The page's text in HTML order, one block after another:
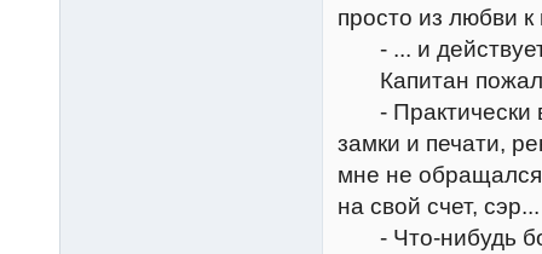
просто из любви к
- ... и
Капитан пожал
- Практически
замки и печати,
мне не
на свой счет, сэр...
- Что-нибудь